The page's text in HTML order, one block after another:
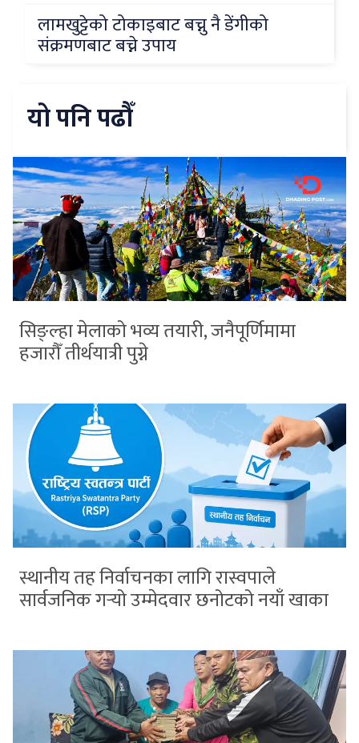
लामखुट्टेको टोकाइबाट बच्नु नै डेंगीको
संक्रमणबाट बच्ने उपाय
यो पनि पढौँ
सिङ्ल्हा मेलाको भव्य तयारी, जनैपूर्णिमामा
हजारौँ तीर्थयात्री पुग्ने
स्थानीय तह निर्वाचनका लागि रास्वपाले
सार्वजनिक गर्‍यो उम्मेदवार छनोटको नयाँ खाका